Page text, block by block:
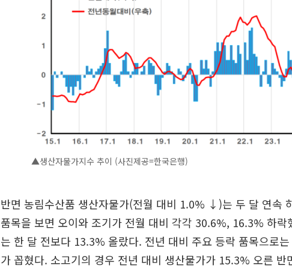
▲생산자물가지수 추이 (사진제공=한국은행)
반면 농림수산품 생산자물가(전월 대비 1.0% ↓)는 두 달 연속
품목을 보면 오이와 조기가 전월 대비 각각 30.6%, 16.3% 하락
는 한 달 전보다 13.3% 올랐다. 전년 대비 주요 등락 품목으로
가 꼽혔다. 소고기의 경우 전년 대비 생산물가가 15.3% 오른 반